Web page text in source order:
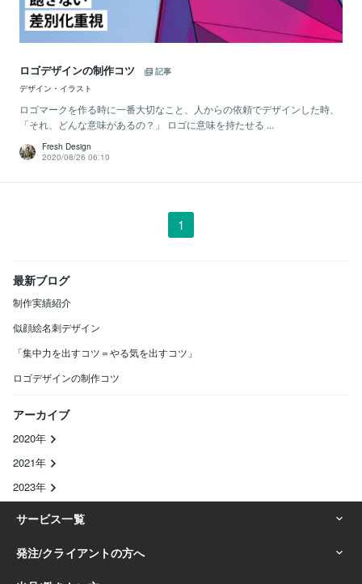
ロゴデザインの制作コツ
記事
デザイン・イラスト
ロゴマークを作る時に一番大切なこと、人からの依頼でデザインした時、
「それ、どんな意味があるの？」 ロゴに意味を持たせる ...
Fresh Design
2020/08/26 06:10
1
最新ブログ
制作実績紹介
似顔絵名刺デザイン
「集中力を出すコツ＝やる気を出すコツ」
ロゴデザインの制作コツ
アーカイブ
2020年
2021年
2023年